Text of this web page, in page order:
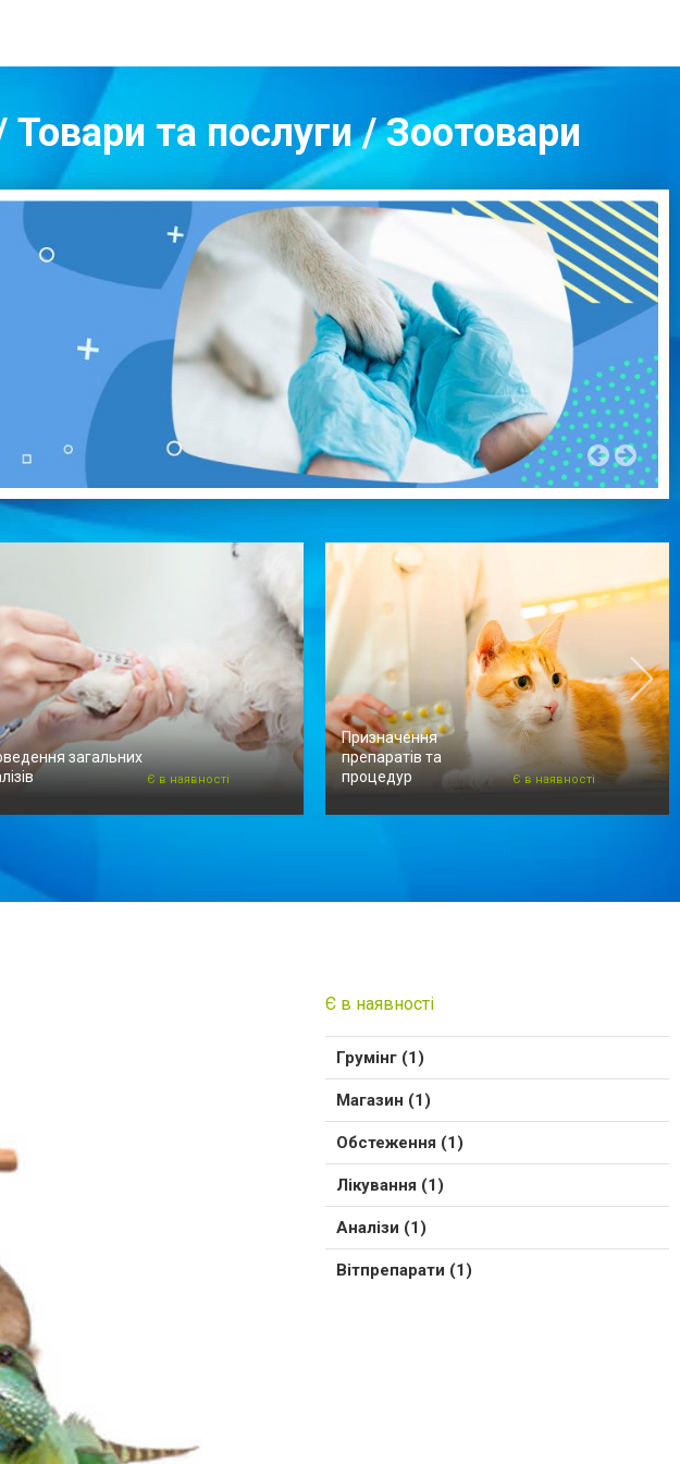
та послуги / Зоотовари
загальних
Є в наявності
Призначення
препаратів та
процедур
Є в наявності
Є в наявності
Грумінг (1)
Магазин (1)
Обстеження (1)
Лікування (1)
Аналізи (1)
Вітпрепарати (1)